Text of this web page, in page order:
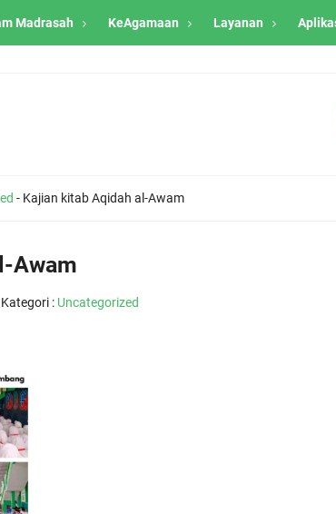
Madrasah KeAgamaan Layanan
- Kajian kitab Aqidah al-Awam
Awam
: Uncategorized